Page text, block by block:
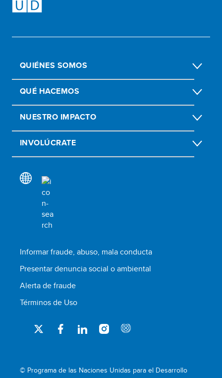
QUIÉNES SOMOS
QUÉ HACEMOS
NUESTRO IMPACTO
INVOLÚCRATE
Informar fraude, abuso, mala conducta
Presentar denuncia social o ambiental
Alerta de fraude
Términos de Uso
© Programa de las Naciones Unidas para el Desarrollo